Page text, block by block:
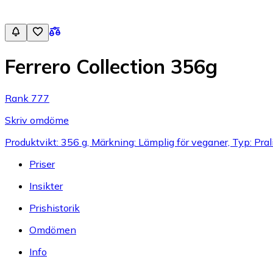
Ferrero Collection 356g
Rank 777
Skriv omdöme
Produktvikt: 356 g, Märkning: Lämplig för veganer, Typ:
Priser
Insikter
Prishistorik
Omdömen
Info